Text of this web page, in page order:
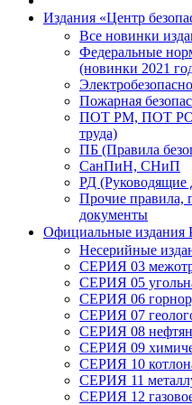
Издания «Центр
Все новинки
Федеральные
(новинки 2021
Пожарная
ПОТ РМ, ПОТ РО
труда)
ПБ (Правила
СанПиН, СНиП
РД (Руководящие
Прочие правила,
документы
Официальные издания
Несерийные
СЕРИЯ 03
СЕРИЯ 05
СЕРИЯ 06
СЕРИЯ 07
СЕРИЯ 08
СЕРИЯ 09
СЕРИЯ 10
СЕРИЯ 11
СЕРИЯ 12